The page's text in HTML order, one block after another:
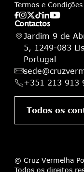
Termos e Condições
Contactos
Jardim 9 de
5, 1249-083
Portugal
+351 213 913
Todos os
© Cruz Vermelha
Todos os direitos